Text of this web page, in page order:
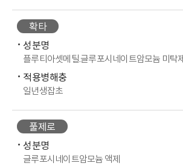
확타
성분명
플루티아셋메틸.글루포시네이트암모늄 미탁제
적용병해충
일년생잡초
풀제로
성분명
글루포시네이트암모늄 액제